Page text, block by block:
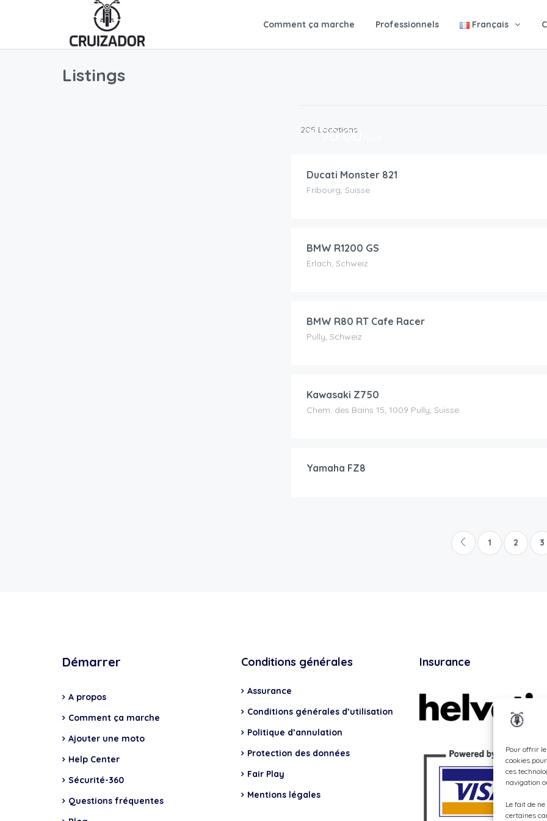
Pour offrir
cookies
ces
navigation
Le fait de
certaines
Comment ça marche Professionnels Français
Listings
205 Locations
CHF90.00
Ducati Monster 821
Fribourg, Suisse
BMW R1200 GS
Erlach, Schweiz
BMW R80 RT Cafe Racer
Pully, Schweiz
Kawasaki Z750
Chem. des Bains 15, 1009 Pully, Suisse
Yamaha FZ8
1 2 3
Démarrer
A propos
Comment ça marche
Ajouter une moto
Help Center
Sécurité-360
Questions fréquentes
Conditions générales
Assurance
Conditions générales d’utilisation
Politique d’annulation
Protection des données
Fair Play
Mentions légales
Insurance